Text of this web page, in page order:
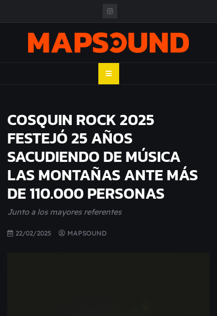
MAPSOUND
COSQUIN ROCK 2025
FESTEJÓ 25 AÑOS
SACUDIENDO DE MÚSICA
LAS MONTAÑAS ANTE MÁS
DE 110.000 PERSONAS
Junto a los mayores referentes
22/02/2025 MAPSOUND